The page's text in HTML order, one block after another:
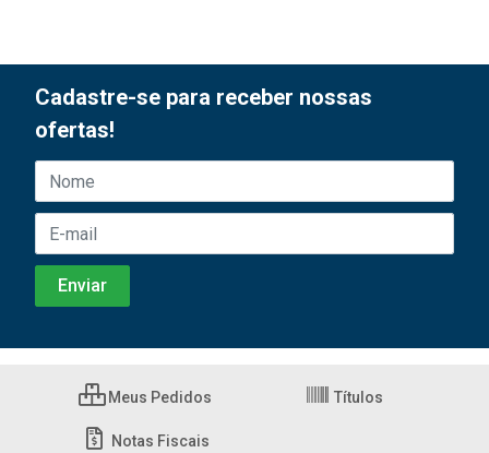
Cadastre-se para receber nossas
ofertas!
Meus Pedidos Títulos
Notas Fiscais